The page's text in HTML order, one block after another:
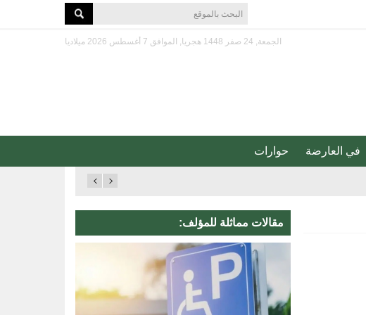
الجمعة, 24 صفر 1448 هجريا, الموافق 7 أغسطس 2026 ميلاديا
في العارضة حوارات
مقالات مماثلة للمؤلف: